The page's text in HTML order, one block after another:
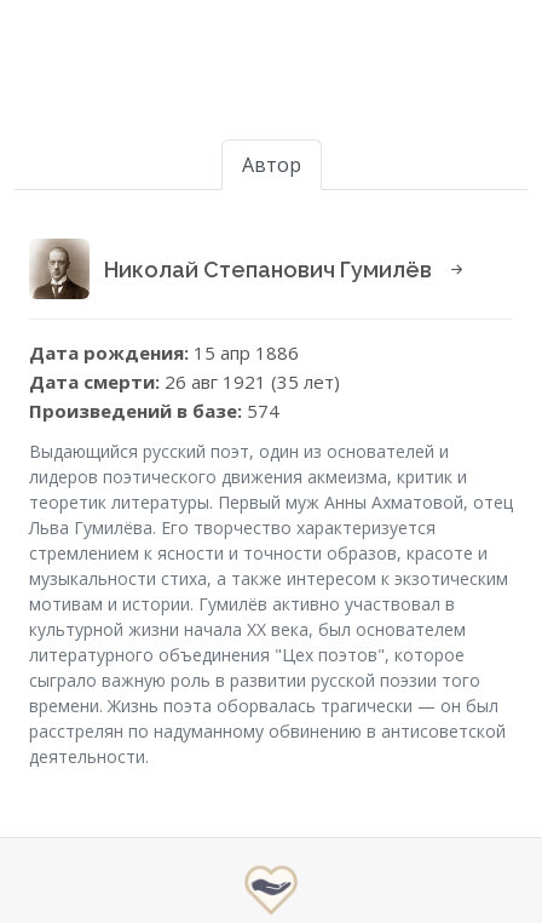
Автор
Николай Степанович Гумилёв
Дата рождения: 15 апр 1886
Дата смерти: 26 авг 1921 (35 лет)
Произведений в базе: 574
Выдающийся русский поэт, один из основателей и
лидеров поэтического движения акмеизма, критик и
теоретик литературы. Первый муж Анны Ахматовой, отец
Льва Гумилёва. Его творчество характеризуется
стремлением к ясности и точности образов, красоте и
музыкальности стиха, а также интересом к экзотическим
мотивам и истории. Гумилёв активно участвовал в
культурной жизни начала XX века, был основателем
литературного объединения "Цех поэтов", которое
сыграло важную роль в развитии русской поэзии того
времени. Жизнь поэта оборвалась трагически — он был
расстрелян по надуманному обвинению в антисоветской
деятельности.